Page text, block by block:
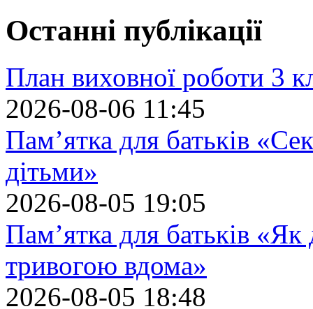
Останні публікації
План виховної роботи 3
2026-08-06 11:45
Пам’ятка для батьків
дітьми»
2026-08-05 19:05
Пам’ятка для батьків
тривогою вдома»
2026-08-05 18:48